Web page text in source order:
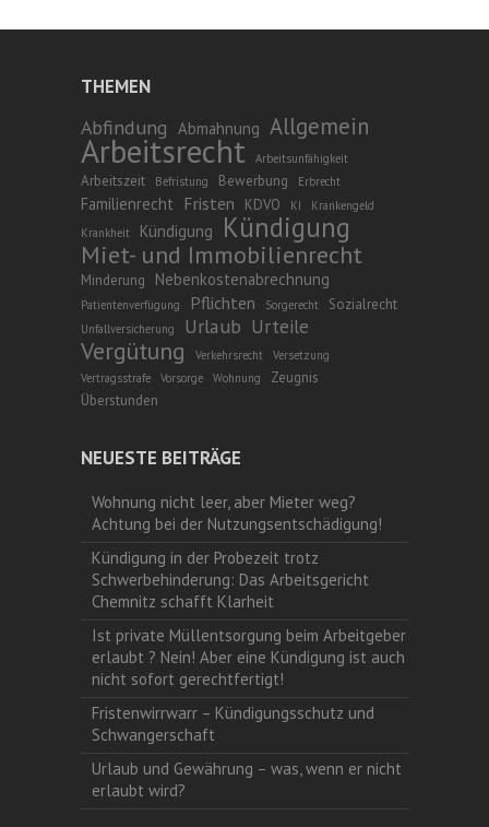
THEMEN
Abfindung Abmahnung Allgemein
Arbeitsrecht Arbeitsunfähigkeit
Arbeitszeit Befristung Bewerbung Erbrecht
Familienrecht Fristen KDVO KI
Krankengeld
Krankheit
Kündigung Kündigung
Miet- und Immobilienrecht
Minderung Nebenkostenabrechnung
Patientenverfügung Pflichten Sorgerecht Sozialrecht
Unfallversicherung Urlaub Urteile
Vergütung Verkehrsrecht
Versetzung
Vertragsstrafe
Vorsorge Wohnung
Zeugnis
Überstunden
NEUESTE BEITRÄGE
Wohnung nicht leer, aber Mieter weg?
Achtung bei der Nutzungsentschädigung!
Kündigung in der Probezeit trotz
Schwerbehinderung: Das Arbeitsgericht
Chemnitz schafft Klarheit
Ist private Müllentsorgung beim Arbeitgeber
erlaubt ? Nein! Aber eine Kündigung ist auch
nicht sofort gerechtfertigt!
Fristenwirrwarr – Kündigungsschutz und
Schwangerschaft
Urlaub und Gewährung – was, wenn er nicht
erlaubt wird?